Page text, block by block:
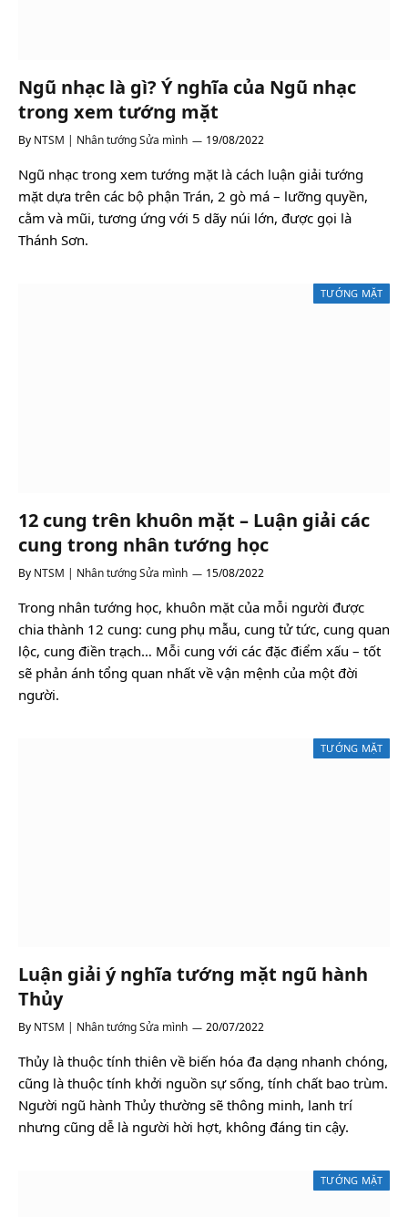
Ngũ nhạc là gì? Ý nghĩa của Ngũ nhạc
trong xem tướng mặt
By NTSM | Nhân tướng Sửa mình 19/08/2022
Ngũ nhạc trong xem tướng mặt là cách luận giải tướng
mặt dựa trên các bộ phận Trán, 2 gò má – lưỡng quyền,
cằm và mũi, tương ứng với 5 dãy núi lớn, được gọi là
Thánh Sơn.
TƯỚNG MẶT
12 cung trên khuôn mặt – Luận giải các
cung trong nhân tướng học
By NTSM | Nhân tướng Sửa mình 15/08/2022
Trong nhân tướng học, khuôn mặt của mỗi người được
chia thành 12 cung: cung phụ mẫu, cung tử tức, cung quan
lộc, cung điền trạch… Mỗi cung với các đặc điểm xấu – tốt
sẽ phản ánh tổng quan nhất về vận mệnh của một đời
người.
TƯỚNG MẶT
Luận giải ý nghĩa tướng mặt ngũ hành
Thủy
By NTSM | Nhân tướng Sửa mình 20/07/2022
Thủy là thuộc tính thiên về biến hóa đa dạng nhanh chóng,
cũng là thuộc tính khởi nguồn sự sống, tính chất bao trùm.
Người ngũ hành Thủy thường sẽ thông minh, lanh trí
nhưng cũng dễ là người hời hợt, không đáng tin cậy.
TƯỚNG MẶT